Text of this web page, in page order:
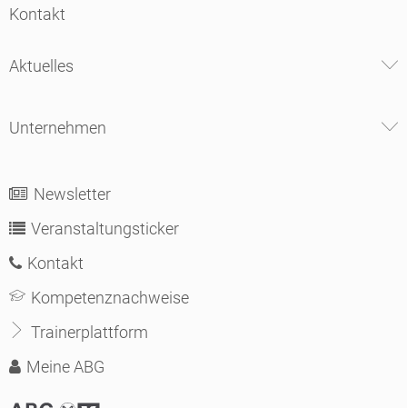
Kontakt
Aktuelles
Unternehmen
Newsletter
Veranstaltungsticker
Kontakt
Kompetenznachweise
Trainerplattform
Meine ABG